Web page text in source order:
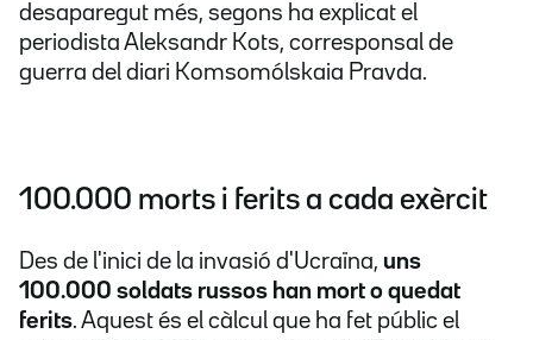
desaparegut més, segons ha explicat el
periodista Aleksandr Kots, corresponsal de
guerra del diari Komsomólskaia Pravda.
100.000 morts i ferits a cada exèrcit
Des de l'inici de la invasió d'Ucraïna, uns
100.000 soldats russos han mort o quedat
ferits. Aquest és el càlcul que ha fet públic el